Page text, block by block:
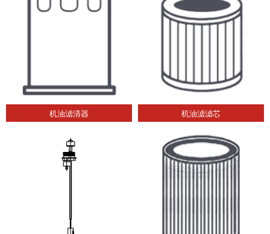
机油滤清器 机油滤滤芯